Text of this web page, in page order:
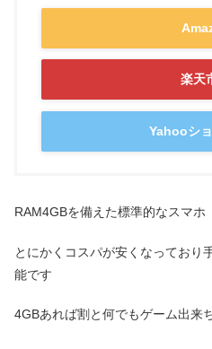
楽天
Yahooシ
RAM4GBを備えた標準的なスマホ
とにかくコスパが安くなっており
能です
4GBあれば割と何でもゲーム出来